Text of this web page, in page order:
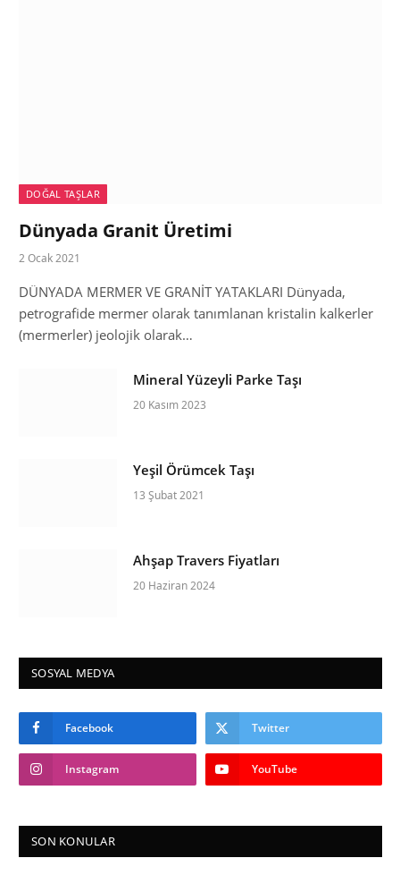
DOĞAL TAŞLAR
Dünyada Granit Üretimi
2 Ocak 2021
DÜNYADA MERMER VE GRANİT YATAKLARI Dünyada,
petrografide mermer olarak tanımlanan kristalin kalkerler
(mermerler) jeolojik olarak…
Mineral Yüzeyli Parke Taşı
20 Kasım 2023
Yeşil Örümcek Taşı
13 Şubat 2021
Ahşap Travers Fiyatları
20 Haziran 2024
SOSYAL MEDYA
Facebook Twitter
Instagram YouTube
SON KONULAR